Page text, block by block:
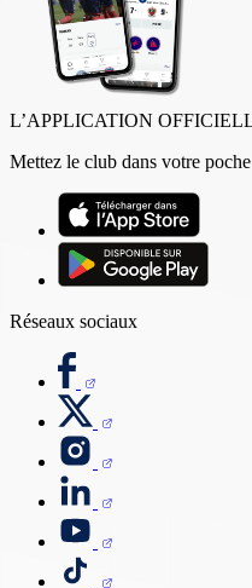
L’APPLICATION
Mettez le club dans votre
Réseaux sociaux